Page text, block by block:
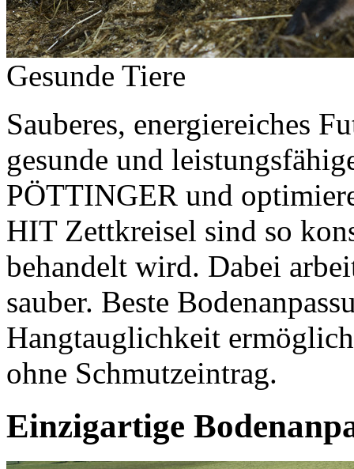
Gesunde Tiere
Sauberes, energiereiches
gesunde und
PÖTTINGER und
HIT Zettkreisel sind so
behandelt wird. Dabei
sauber. Beste
Hangtauglichkeit
ohne Schmutzeintrag.
Einzigartige